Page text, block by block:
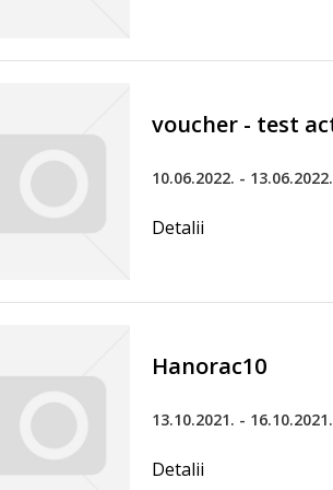
voucher - test
10.06.2022. - 13.06.2022.
Detalii
Hanorac10
13.10.2021. - 16.10.2021.
Detalii